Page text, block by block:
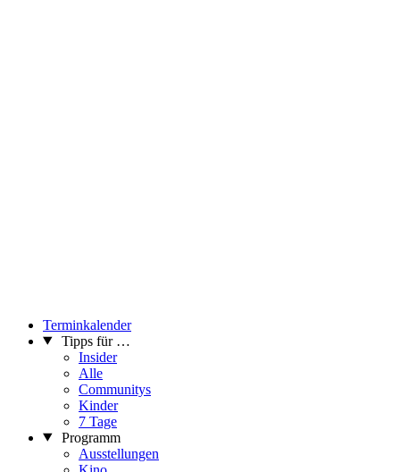
Terminkalender
Tipps für …
Insider
Alle
Communitys
Kinder
7 Tage
Programm
Ausstellungen